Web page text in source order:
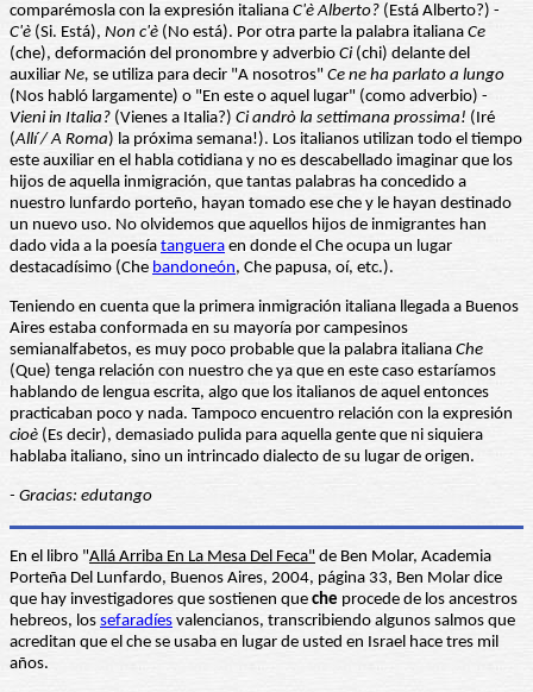
comparémosla con la expresión italiana C'è Alberto? (Está Alberto?) -
C'è (Si. Está), Non c'è (No está). Por otra parte la palabra italiana Ce
(che), deformación del pronombre y adverbio Ci(chi) delante del
auxiliar Ne, se utiliza para decir "A nosotros" Ce ne ha parlato a lungo
(Nos habló largamente) o "En este o aquel lugar" (como adverbio) -
Vieni in Italia? (Vienes a Italia?) Ci andrò la settimana prossima! (Iré
(Allí / A Roma) la próxima semana!). Los italianos utilizan todo el tiempo
este auxiliar en el habla cotidiana y no es descabellado imaginar que los
hijos de aquella inmigración, que tantas palabras ha concedido a
nuestro lunfardo porteño, hayan tomado ese che y le hayan destinado
un nuevo uso. No olvidemos que aquellos hijos de inmigrantes han
dado vida a la poesía tanguera en donde el Che ocupa un lugar
destacadísimo (Che bandoneón, Che papusa, oí, etc.).
Teniendo en cuenta que la primera inmigración italiana llegada a Buenos
Aires estaba conformada en su mayoría por campesinos
semianalfabetos, es muy poco probable que la palabra italiana Che
(Que) tenga relación con nuestro che ya que en este caso estaríamos
hablando de lengua escrita, algo que los italianos de aquel entonces
practicaban poco y nada. Tampoco encuentro relación con la expresión
cioè (Es decir), demasiado pulida para aquella gente que ni siquiera
hablaba italiano, sino un intrincado dialecto de su lugar de origen.
- Gracias: edutango
En el libro "Allá Arriba En La Mesa Del Feca" de Ben Molar, Academia
Porteña Del Lunfardo, Buenos Aires, 2004, página 33, Ben Molar dice
que hay investigadores que sostienen que che procede de los ancestros
hebreos, los sefaradíes valencianos, transcribiendo algunos salmos que
acreditan que el che se usaba en lugar de usted en Israel hace tres mil
años.